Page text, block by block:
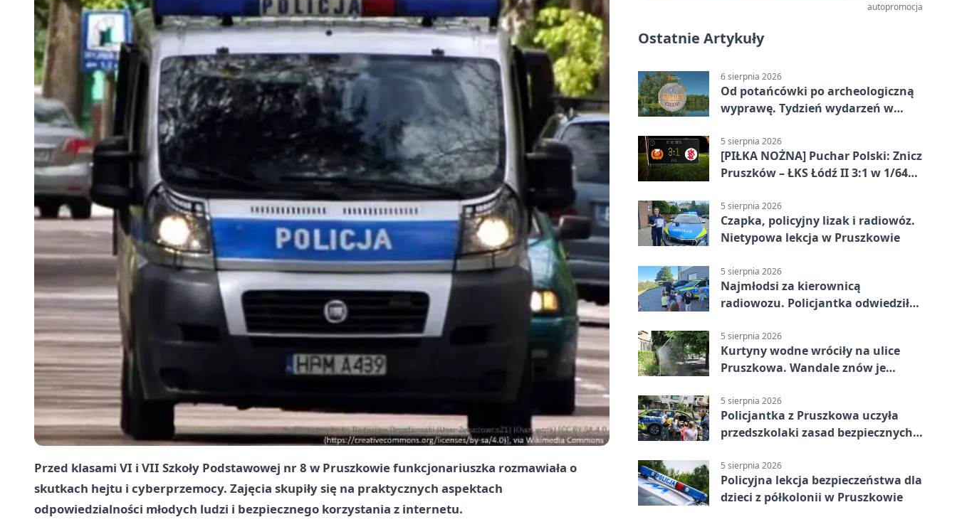
Przed klasami VI i VII Szkoły Podstawowej nr 8 w Pruszkowie funkcjonariuszka rozmawiała o
skutkach hejtu i cyberprzemocy. Zajęcia skupiły się na praktycznych aspektach
odpowiedzialności młodych ludzi i bezpiecznego korzystania z internetu.
autopromocja
Ostatnie Artykuły
6 sierpnia 2026
Od potańcówki po archeologiczną
wyprawę. Tydzień wydarzeń w
5 sierpnia 2026
[PIŁKA NOŻNA] Puchar Polski: Znicz
Pruszków – ŁKS Łódź II 3:1 w 1/64
5 sierpnia 2026
Czapka, policyjny lizak i radiowóz.
Nietypowa lekcja w Pruszkowie
5 sierpnia 2026
Najmłodsi za kierownicą
radiowozu. Policjantka odwiedziła
5 sierpnia 2026
Kurtyny wodne wróciły na ulice
Pruszkowa. Wandale znów je
5 sierpnia 2026
Policjantka z Pruszkowa uczyła
przedszkolaki zasad bezpiecznych
5 sierpnia 2026
Policyjna lekcja bezpieczeństwa dla
dzieci z półkolonii w Pruszkowie